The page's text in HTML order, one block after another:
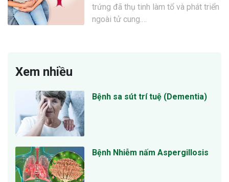
trứng đã thụ tinh làm tổ và phát triển
ngoài tử cung.…
Xem nhiều
Bệnh sa sút trí tuệ (Dementia)
Bệnh Nhiễm nấm Aspergillosis